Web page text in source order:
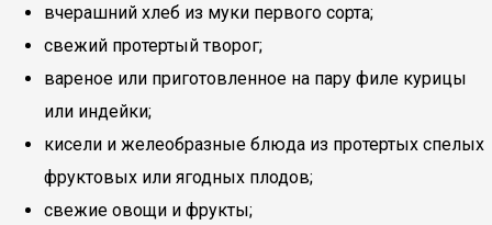
вчерашний хлеб из муки первого сорта;
свежий протертый творог;
вареное или приготовленное на пару филе курицы
или индейки;
кисели и желеобразные блюда из протертых спелых
фруктовых или ягодных плодов;
свежие овощи и фрукты;